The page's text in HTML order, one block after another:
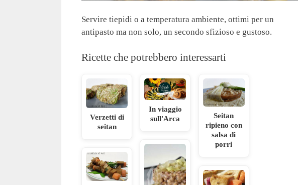
Servire tiepidi o a temperatura ambiente, ottimi per un
antipasto ma non solo, un secondo sfizioso e gustoso.
Ricette che potrebbero interessarti
Verzetti di
seitan
In viaggio
sull'Arca
Seitan
ripieno con
salsa di
porri